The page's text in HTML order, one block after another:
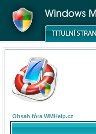
Obsah fóra WMHelp.cz